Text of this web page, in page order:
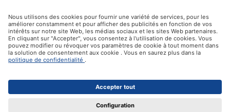
Nos produits
Assistance